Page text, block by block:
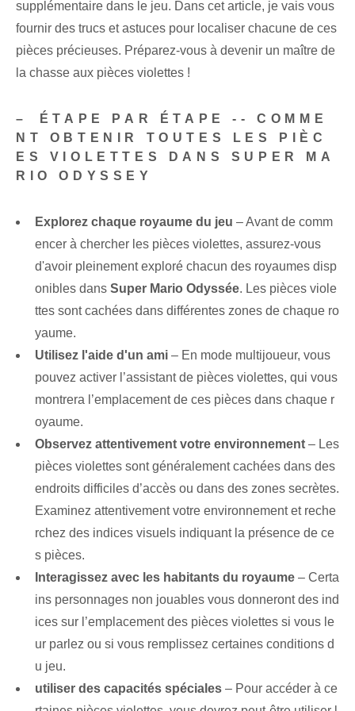
supplémentaire dans le jeu. Dans cet article, je vais vous
fournir des trucs et astuces pour localiser chacune de ces
pièces précieuses. Préparez-vous à devenir un maître de
la chasse aux pièces violettes !
– ⁢ÉTAPE PAR ÉTAPE -- COMME
NT OBTENIR TOUTES LES PIÈC
ES VIOLETTES DANS SUPER MA
RIO ODYSSEY
Explorez chaque royaume du jeu – Avant de comm
encer à chercher les pièces violettes, assurez-vous
d'avoir pleinement exploré chacun des royaumes disp
onibles dans Super Mario⁢ Odyssée. Les ⁢pièces viole
ttes sont cachées dans différentes ⁣zones​ de chaque ⁢ro
yaume.
Utilisez l'aide d'un ami – En mode multijoueur, vous
pouvez activer l’assistant de pièces violettes, qui vous
montrera l’emplacement de ces pièces dans chaque r
oyaume.
Observez attentivement votre environnement – Les
pièces violettes sont généralement cachées dans des
endroits difficiles d’accès ou dans des zones secrètes.
Examinez attentivement votre environnement et reche
rchez des indices visuels indiquant la présence de ce
s pièces.
Interagissez avec les habitants du royaume – Certa
ins personnages non jouables vous donneront des ind
ices sur l’emplacement des pièces violettes si vous le
ur parlez ou si vous remplissez certaines conditions d
u jeu.
utiliser des capacités spéciales – Pour accéder à ce